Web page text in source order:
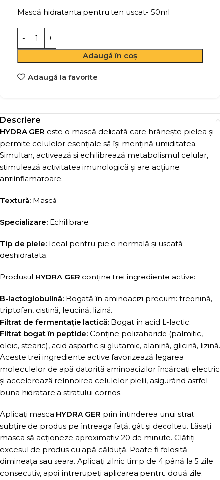
Mască hidratanta pentru ten uscat- 50ml
Adaugă în coș
Adaugă la favorite
Descriere
HYDRA GER este o mască delicată care hrănește pielea și
permite celulelor esențiale să își mențină umiditatea.
Simultan, activează și echilibrează metabolismul celular,
stimulează activitatea imunologică și are acțiune
antiinflamatoare.
Textură: Mască
Specializare: Echilibrare
Tip de piele: Ideal pentru piele normală și uscată-
deshidratată.
Produsul HYDRA GER conține trei ingrediente active:
Β-lactoglobulină: Bogată în aminoacizi precum: treonină,
triptofan, cistină, leucină, lizină.
Filtrat de fermentație lactică: Bogat în acid L-lactic.
Filtrat bogat în peptide: Conține polizaharide (palmitic,
oleic, stearic), acid aspartic și glutamic, alanină, glicină, lizină.
Aceste trei ingrediente active favorizează legarea
moleculelor de apă datorită aminoacizilor încărcați electric
și accelerează reînnoirea celulelor pielii, asigurând astfel
buna hidratare a stratului cornos.
Aplicați masca HYDRA GER prin întinderea unui strat
subțire de produs pe întreaga față, gât și decolteu. Lăsați
masca să acționeze aproximativ 20 de minute. Clătiți
excesul de produs cu apă călduță. Poate fi folosită
dimineața sau seara. Aplicați zilnic timp de 4 până la 5 zile
consecutiv, apoi întrerupeți aplicarea pentru două zile.